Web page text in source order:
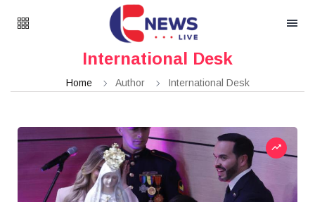
International Desk
Home Author International Desk